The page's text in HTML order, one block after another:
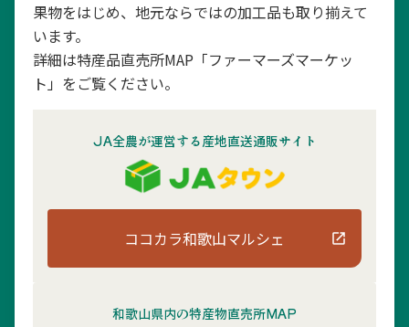
果物をはじめ、地元ならではの加工品も取り揃えて
います。
詳細は特産品直売所MAP「ファーマーズマーケッ
ト」をご覧ください。
JA全農が運営する産地直送通販サイト
ココカラ和歌山マルシェ
和歌山県内の特産物直売所MAP